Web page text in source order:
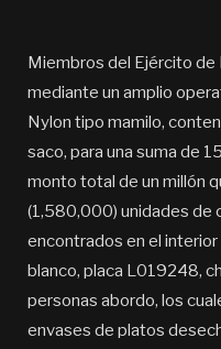
Miembros del Ejército de
mediante un amplio
Nylon tipo mamilo,
saco, para una suma de
monto total de un millón
(1,580,000) unidades de
encontrados en el
blanco, placa L019248,
personas abordo, los
envases de platos